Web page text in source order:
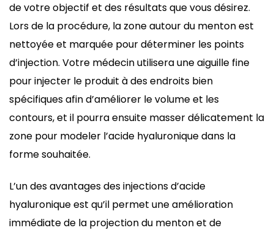
de votre objectif et des résultats que vous désirez.
Lors de la procédure, la zone autour du menton est
nettoyée et marquée pour déterminer les points
d’injection. Votre médecin utilisera une aiguille fine
pour injecter le produit à des endroits bien
spécifiques afin d’améliorer le volume et les
contours, et il pourra ensuite masser délicatement la
zone pour modeler l’acide hyaluronique dans la
forme souhaitée.
L’un des avantages des injections d’acide
hyaluronique est qu’il permet une amélioration
immédiate de la projection du menton et de